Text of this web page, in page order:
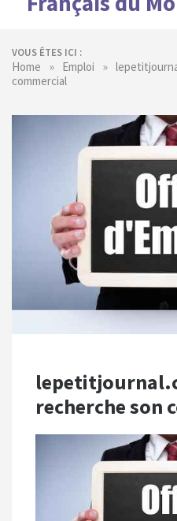
VOUS ÊTES ICI :
Home » Emploi »
commercial
recherche son